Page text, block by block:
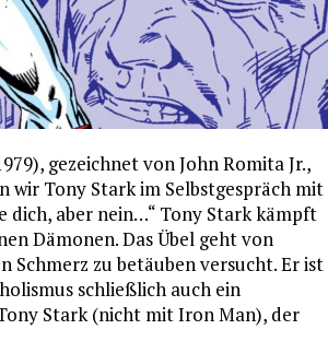
gezeichnet von John Romita Jr.,
wir Tony Stark im Selbstgespräch mit
dich, aber nein…“ Tony Stark kämpft
Dämonen. Das Übel geht von
Schmerz zu betäuben versucht. Er ist
schließlich auch ein
Stark (nicht mit Iron Man), der